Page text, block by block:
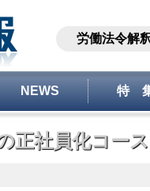
労働法令解
NEWS 特
正社員化コー